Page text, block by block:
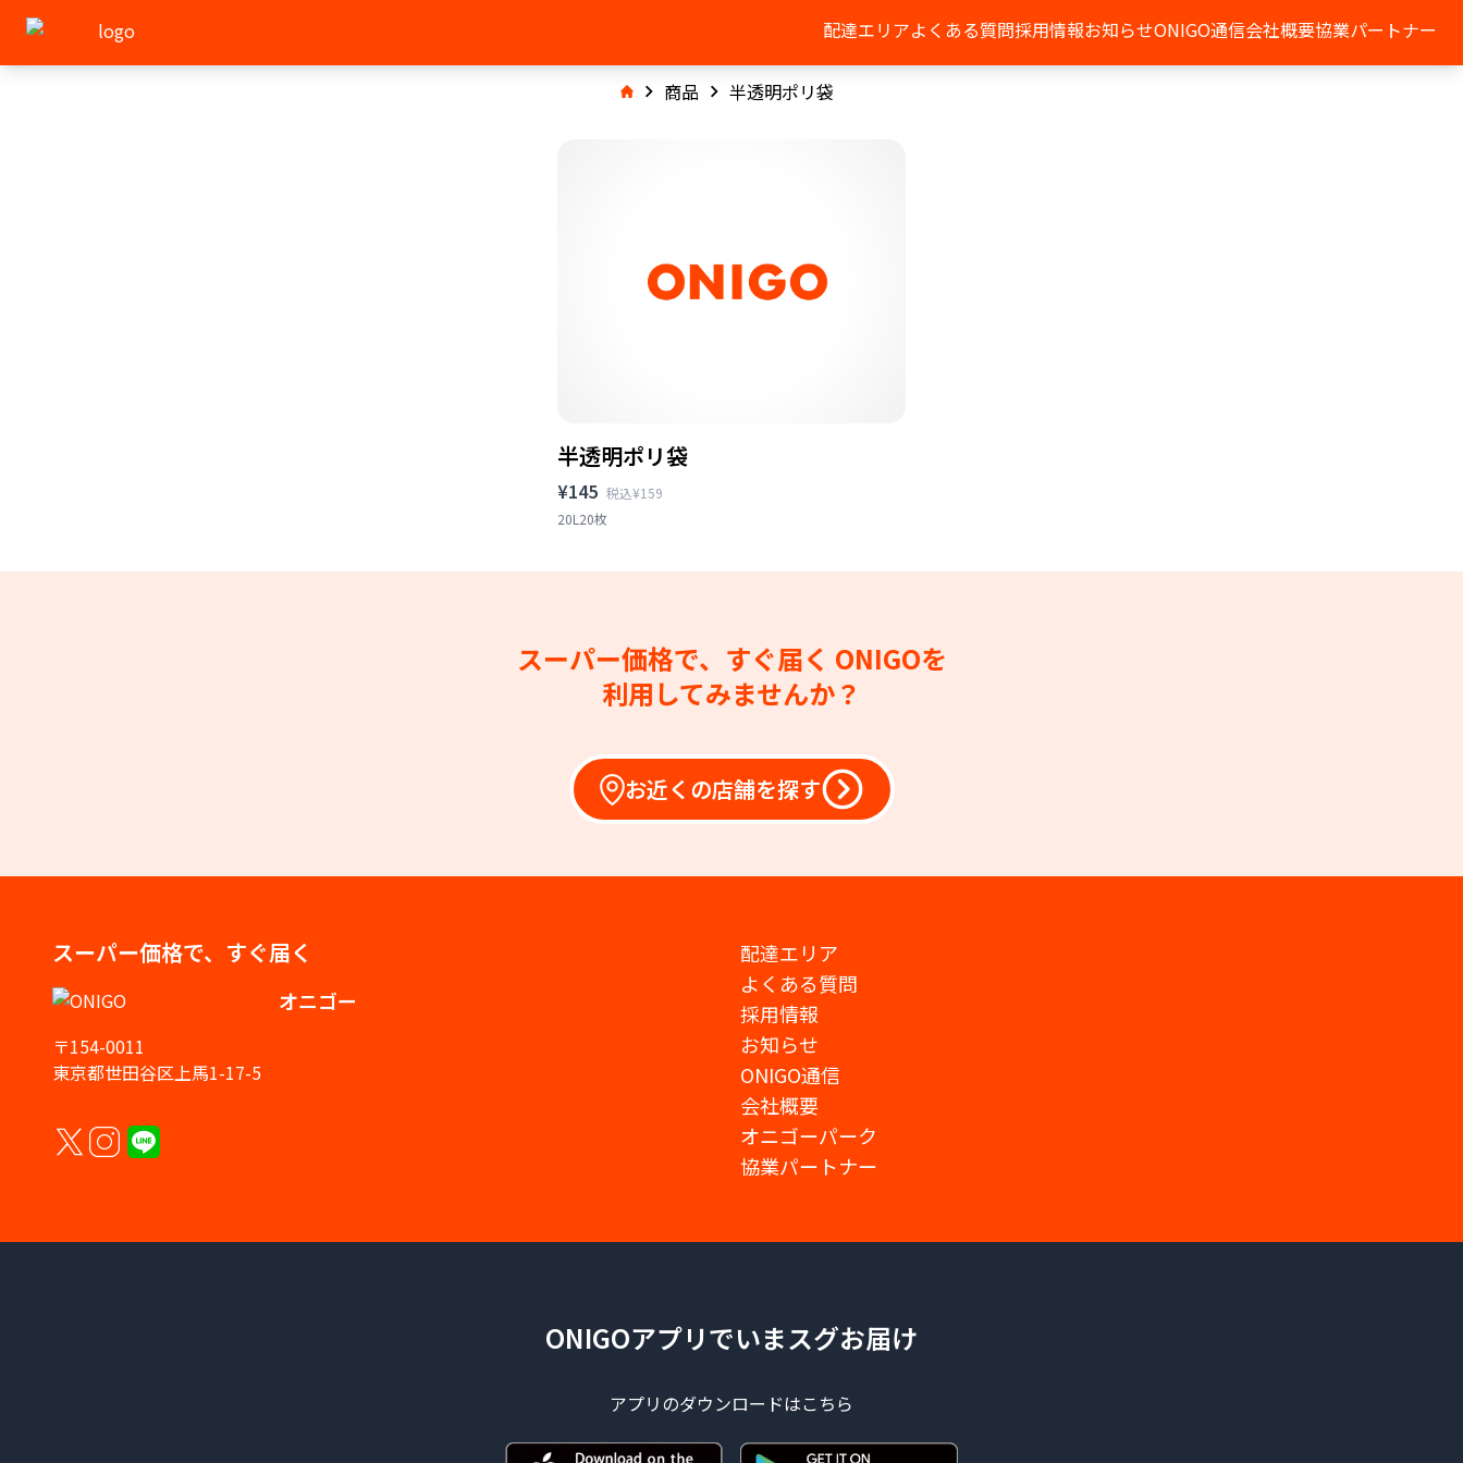
配達エリアよくある質問採用情報お知らせONIGO通信会社概要協業パートナー
商品 半透明ポリ袋
半透明ポリ袋
¥145 税込¥159
20L20枚
スーパー価格で、すぐ届く ONIGOを
利用してみませんか？
お近くの店舗を探す
スーパー価格で、すぐ届く
オニゴー
〒154-0011
東京都世田谷区上馬1-17-5
配達エリア
よくある質問
採用情報
お知らせ
ONIGO通信
会社概要
オニゴーパーク
協業パートナー
ONIGOアプリでいまスグお届け
アプリのダウンロードはこちら